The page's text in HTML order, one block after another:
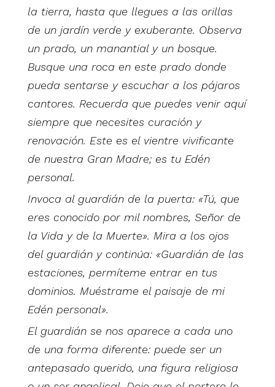
la tierra, hasta que llegues a las orillas
de un jardín verde y exuberante. Observa
un prado, un manantial y un bosque.
Busque una roca en este prado donde
pueda sentarse y escuchar a los pájaros
cantores. Recuerda que puedes venir aquí
siempre que necesites curación y
renovación. Este es el vientre vivificante
de nuestra Gran Madre; es tu Edén
personal.
Invoca al guardián de la puerta: «Tú, que
eres conocido por mil nombres, Señor de
la Vida y de la Muerte». Mira a los ojos
del guardián y continúa: «Guardián de las
estaciones, permíteme entrar en tus
dominios. Muéstrame el paisaje de mi
Edén personal».
El guardián se nos aparece a cada uno
de una forma diferente: puede ser un
antepasado querido, una figura religiosa